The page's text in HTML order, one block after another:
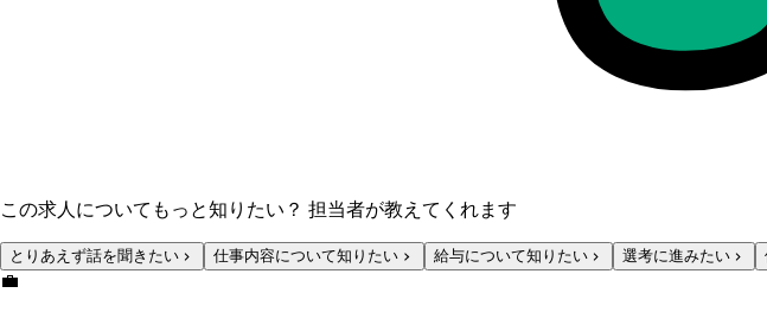
この求人についてもっと知りたい？ 担当者が教えてくれます
とりあえず話を聞きたい 仕事内容について知りたい 給与について知りたい 選考に進みたい
💼